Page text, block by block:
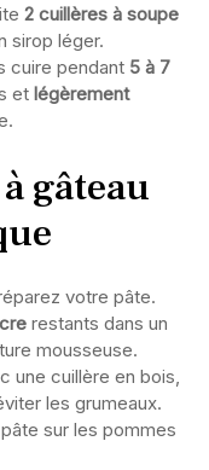
2 cuillères à soupe
sirop léger.
cuire pendant 5 à 7
et légèrement
gâteau
votre pâte.
restants dans un
mousseuse.
une cuillère en bois,
les grumeaux.
sur les pommes